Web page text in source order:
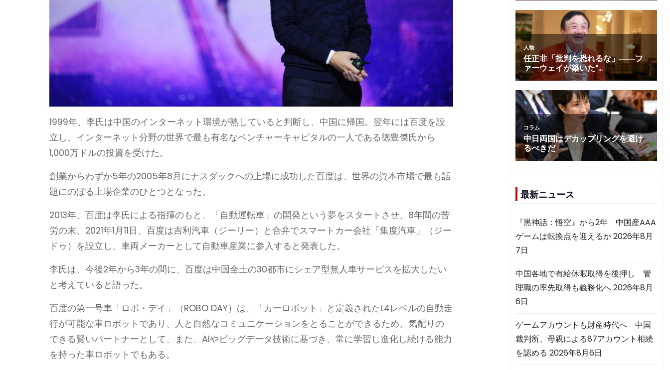
1999年、李氏は中国のインターネット環境が熟していると判断し、中国に帰国。翌年には百度を設
立し、インターネット分野の世界で最も有名なベンチャーキャピタルの一人である徳豊傑氏から
1,000万ドルの投資を受けた。
創業からわずか5年の2005年8月にナスダックへの上場に成功した百度は、世界の資本市場で最も話
題にのぼる上場企業のひとつとなった。
2013年、百度は李氏による指揮のもと、「自動運転車」の開発という夢をスタートさせ、8年間の苦
労の末、2021年1月11日、百度は吉利汽車（ジーリー）と合弁でスマートカー会社「集度汽車」（ジー
ドゥ）を設立し、車両メーカーとして自動車産業に参入すると発表した。
李氏は、今後2年から3年の間に、百度は中国全土の30都市にシェア型無人車サービスを拡大したい
と考えていると語った。
百度の第一号車「ロボ・デイ」（ROBO DAY）は、「カーロボット」と定義されたL4レベルの自動走
行が可能な車ロボットであり、人と自然なコミュニケーションをとることができるため、気配りの
できる賢いパートナーとして、また、AIやビッグデータ技術に基づき、常に学習し進化し続ける能力
を持った車ロボットでもある。
最新ニュース
『黒神話：悟空』から2年 中国産AAA
ゲームは転換点を迎えるか2026年8月
7日
中国各地で有給休暇取得を後押し 管
理職の率先取得も義務化へ2026年8月
6日
ゲームアカウントも財産時代へ 中国
裁判所、母親による87アカウント相続
を認める 2026年8月6日